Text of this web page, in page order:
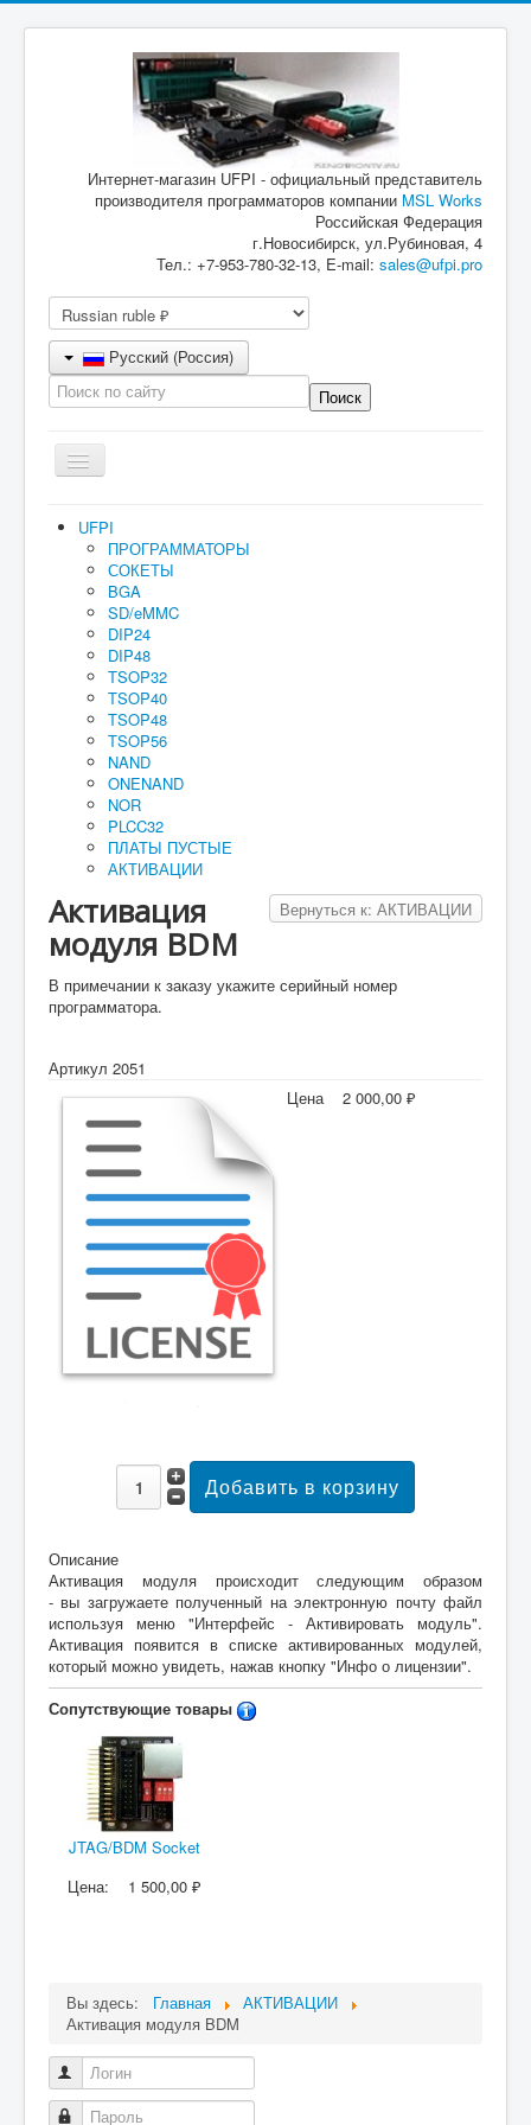
Интернет-магазин UFPI - официальный представитель
производителя программаторов компании MSL Works
Российская Федерация
г.Новосибирск, ул.Рубиновая, 4
Тел.: +7-953-780-32-13, E-mail: sales@ufpi.pro
Русский (Россия)
Включить/
выключить
Главная
Руководство
Как купить
Для юридических лиц
Оплата и доставка
Мои заказы
Прайс-лист
Реквизиты
Гарантия
UFPI
ПРОГРАММАТОРЫ
СОКЕТЫ
BGA
SD/eMMC
DIP24
DIP48
TSOP32
TSOP40
TSOP48
TSOP56
NAND
ONENAND
NOR
PLCC32
ПЛАТЫ ПУСТЫЕ
АКТИВАЦИИ
Вернуться к: АКТИВАЦИИ
Активация
модуля BDM
В примечании к заказу укажите серийный номер
программатора.
Артикул 2051
Цена
2 000,00 ₽
Описание
Активация модуля происходит следующим образом
- вы загружаете полученный на электронную почту файл
используя меню "Интерфейс - Активировать модуль".
Активация появится в списке активированных модулей,
который можно увидеть, нажав кнопку "Инфо о лицензии".
Сопутствующие товары
JTAG/BDM Socket
Цена:
1 500,00 ₽
Вы здесь: Главная
АКТИВАЦИИ
Активация модуля BDM
Логин
Пароль